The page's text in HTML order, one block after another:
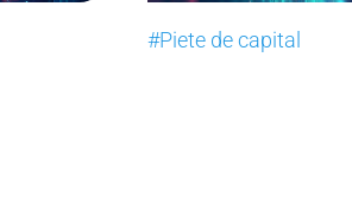
#Piete de capital